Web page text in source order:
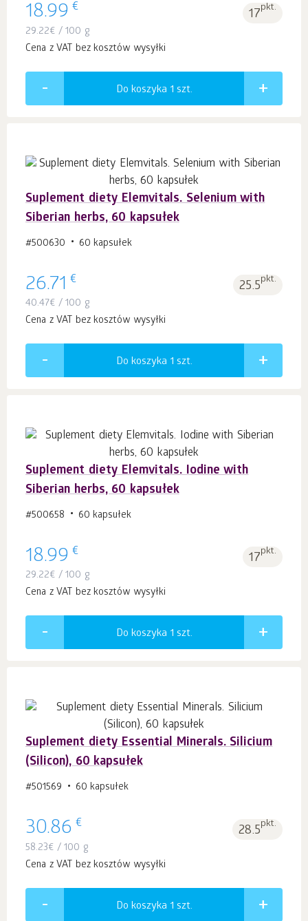
18.99 € 17pkt.
29.22€ / 100 g
Cena z VAT bez kosztów wysyłki
Do koszyka 1 szt.
Suplement diety Elemvitals. Selenium with
Siberian herbs, 60 kapsułek
#500630 60 kapsułek
26.71 € 25.5pkt.
40.47€ / 100 g
Cena z VAT bez kosztów wysyłki
Do koszyka 1 szt.
Suplement diety Elemvitals. Iodine with
Siberian herbs, 60 kapsułek
#500658 60 kapsułek
18.99 € 17pkt.
29.22€ / 100 g
Cena z VAT bez kosztów wysyłki
Do koszyka 1 szt.
Suplement diety Essential Minerals. Silicium
(Silicon), 60 kapsułek
#501569 60 kapsułek
30.86 € 28.5pkt.
58.23€ / 100 g
Cena z VAT bez kosztów wysyłki
Do koszyka 1 szt.